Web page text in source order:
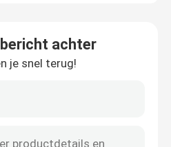
achter
je snel terug!